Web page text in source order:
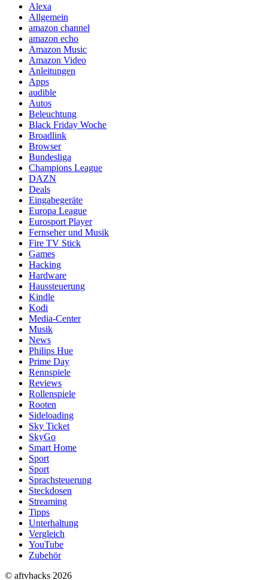
Alexa
Allgemein
amazon channel
amazon echo
Amazon Music
Amazon Video
Anleitungen
Apps
audible
Autos
Beleuchtung
Black Friday Woche
Broadlink
Browser
Bundesliga
Champions League
DAZN
Deals
Eingabegeräte
Europa League
Eurosport Player
Fernseher und Musik
Fire TV Stick
Games
Hacking
Hardware
Haussteuerung
Kindle
Kodi
Media-Center
Musik
News
Philips Hue
Prime Day
Rennspiele
Reviews
Rollenspiele
Rooten
Sideloading
Sky Ticket
SkyGo
Smart Home
Sport
Sport
Sprachsteuerung
Steckdosen
Streaming
Tipps
Unterhaltung
Vergleich
YouTube
Zubehör
© aftvhacks 2026